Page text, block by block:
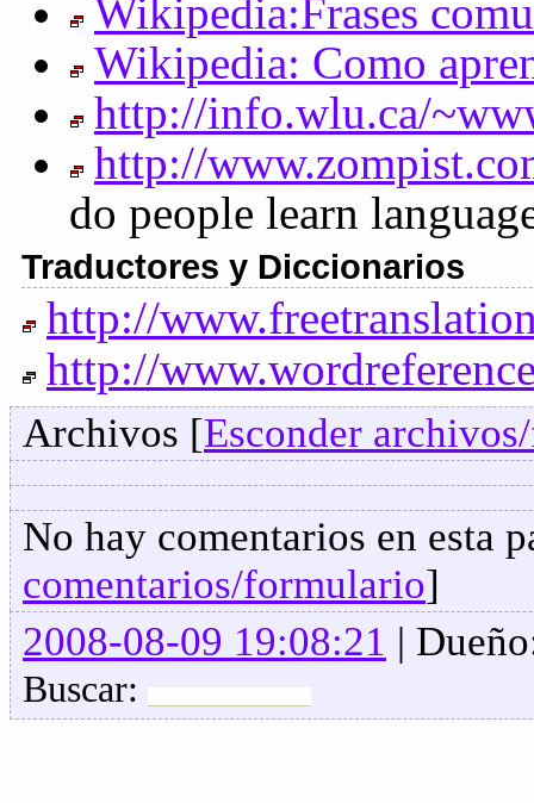
Wikipedia:Frases
Wikipedia: Como
http://info.wlu.ca/
http://
do people learn
Traductores y Diccionarios
http://
http://
Archivos [Esconder
No hay comentarios en esta
comentarios/formulario]
2008-08-09 19:08:21 |
Buscar: